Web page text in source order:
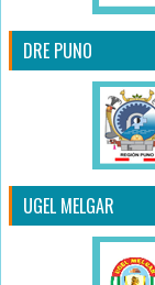
DRE PUNO
UGEL MELGAR